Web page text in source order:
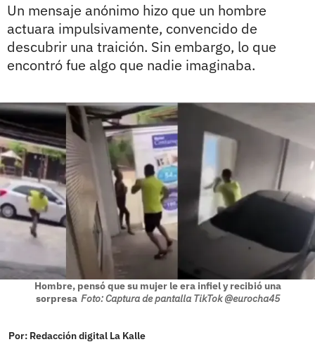
Un mensaje anónimo hizo que un hombre
actuara impulsivamente, convencido de
descubrir una traición. Sin embargo, lo que
encontró fue algo que nadie imaginaba.
Hombre, pensó que su mujer le era infiel y recibió una
sorpresa Foto: Captura de pantalla TikTok @eurocha45
Por: Redacción digital La Kalle